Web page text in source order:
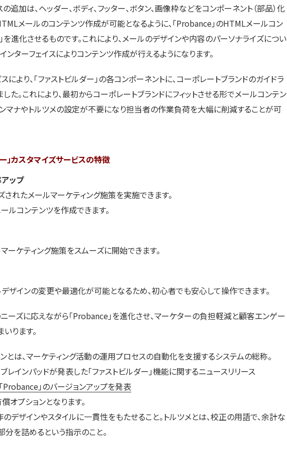
加は、ヘッダー、ボディ、フッター、ボタン、画像枠などをコンポーネント（部品）化
メールのコンテンツ作成が可能となるように、「Probance」のHTMLメールコン
を進化させるものです。これにより、メールのデザインや内容のパーソナライズについ
ンターフェイスによりコンテンツ作成が行えるようになります。
より、「ファストビルダー」の各コンポーネントに、コーポレートブランドのガイドラ
た。これにより、最初からコーポレートブランドにフィットさせる形でメールコンテン
マナやトルツメの設定が不要になり担当者の作業負荷を大幅に削減することが可
」カスタマイズサービスの特徴
ップ
されたメールマーケティング施策を実施できます。
ルコンテンツを作成できます。
ーケティング施策をスムーズに開始できます。
ザインの変更や最適化が可能となるため、初心者でも安心して操作できます。
ーズに応えながら「Probance」を進化させ、マーケターの負担軽減と顧客エンゲー
ります。
ンとは、マーケティング活動の運用プロセスの自動化を支援するシステムの総称。
インパッドが発表した「ファストビルダー」機能に関するニュースリリース
Probance」のバージョンアップを発表
オプションとなります。
のデザインやスタイルに一貫性をもたせること。トルツメとは、校正の用語で、余計な
を詰めるという指示のこと。